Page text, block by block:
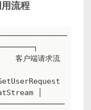
流程
端请求流
│